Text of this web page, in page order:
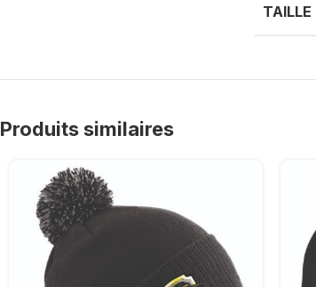
TAILLE
Produits similaires